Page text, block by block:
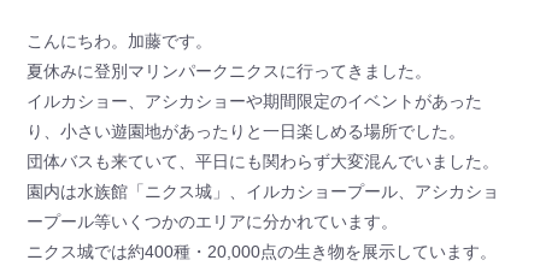
こんにちわ。加藤です。
夏休みに登別マリンパークニクスに行ってきました。
イルカショー、アシカショーや期間限定のイベントがあった
り、小さい遊園地があったりと一日楽しめる場所でした。
団体バスも来ていて、平日にも関わらず大変混んでいました。
園内は水族館「ニクス城」、イルカショープール、アシカショ
ープール等いくつかのエリアに分かれています。
ニクス城では約400種・20,000点の生き物を展示しています。